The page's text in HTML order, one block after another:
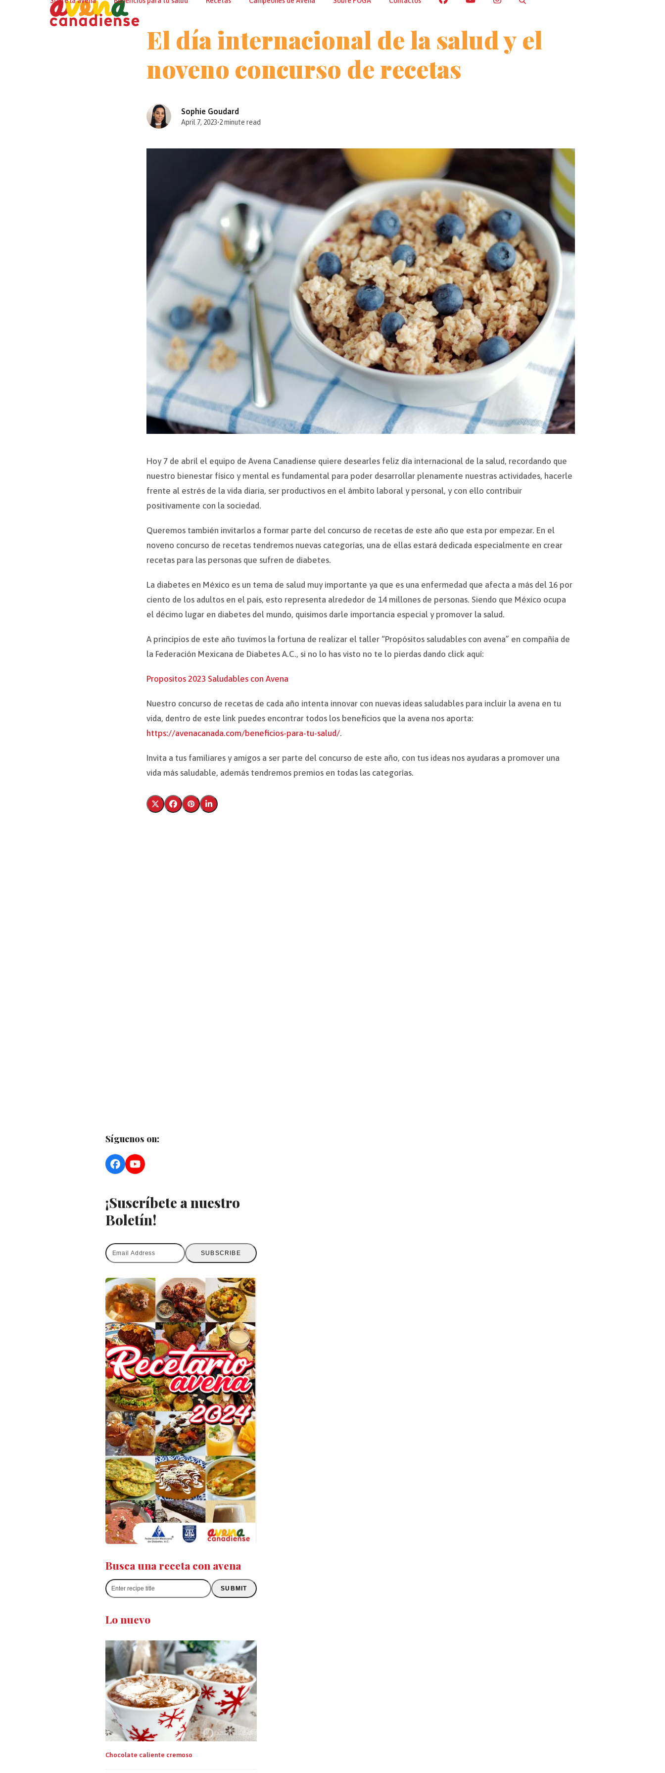
El día internacional de la salud y el
noveno concurso de recetas
Sophie Goudard
April 7, 2023•2 minute read
Hoy 7 de abril el equipo de Avena Canadiense quiere desearles feliz día internacional de la salud, recordando que
nuestro bienestar físico y mental es fundamental para poder desarrollar plenamente nuestras actividades, hacerle
frente al estrés de la vida diaria, ser productivos en el ámbito laboral y personal, y con ello contribuir
positivamente con la sociedad.
Queremos también invitarlos a formar parte del concurso de recetas de este año que esta por empezar. En el
noveno concurso de recetas tendremos nuevas categorías, una de ellas estará dedicada especialmente en crear
recetas para las personas que sufren de diabetes.
La diabetes en México es un tema de salud muy importante ya que es una enfermedad que afecta a más del 16 por
ciento de los adultos en el país, esto representa alrededor de 14 millones de personas. Siendo que México ocupa
el décimo lugar en diabetes del mundo, quisimos darle importancia especial y promover la salud.
A principios de este año tuvimos la fortuna de realizar el taller “Propósitos saludables con avena” en compañía de
la Federación Mexicana de Diabetes A.C., si no lo has visto no te lo pierdas dando click aquí:
Propositos 2023 Saludables con Avena
Nuestro concurso de recetas de cada año intenta innovar con nuevas ideas saludables para incluir la avena en tu
vida, dentro de este link puedes encontrar todos los beneficios que la avena nos aporta:
https://avenacanada.com/beneficios-para-tu-salud/.
Invita a tus familiares y amigos a ser parte del concurso de este año, con tus ideas nos ayudaras a promover una
vida más saludable, además tendremos premios en todas las categorías.
Síguenos on:
Facebook
YouTube
¡Suscríbete a nuestro
Boletín!
Email
Address
SUBSCRIBE
Busca una receta con avena
Enter
recipe
SUBMIT
Lo nuevo
Chocolate caliente cremoso